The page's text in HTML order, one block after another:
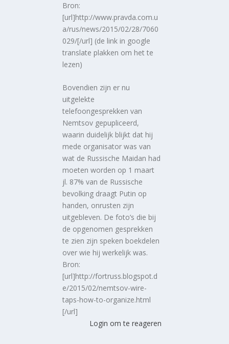
Bron:
[url]http://www.pravda.com.u
a/rus/news/2015/02/28/7060
029/[/url] (de link in google
translate plakken om het te
lezen)
Bovendien zijn er nu
uitgelekte
telefoongesprekken van
Nemtsov gepupliceerd,
waarin duidelijk blijkt dat hij
mede organisator was van
wat de Russische Maidan had
moeten worden op 1 maart
jl. 87% van de Russische
bevolking draagt Putin op
handen, onrusten zijn
uitgebleven. De foto’s die bij
de opgenomen gesprekken
te zien zijn speken boekdelen
over wie hij werkelijk was.
Bron:
[url]http://fortruss.blogspot.d
e/2015/02/nemtsov-wire-
taps-how-to-organize.html
[/url]
Login om te reageren